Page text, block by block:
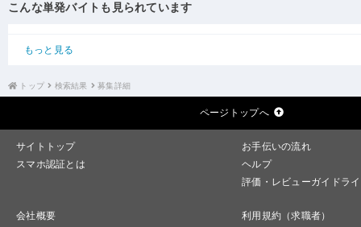
こんな単発バイトも見られています
もっと見る
トップ 検索結果 募集詳細
ページトップへ
サイトトップ
お手伝いの流れ
スマホ認証とは
ヘルプ
評価・レビューガイドラ
会社概要
利用規約（求職者）